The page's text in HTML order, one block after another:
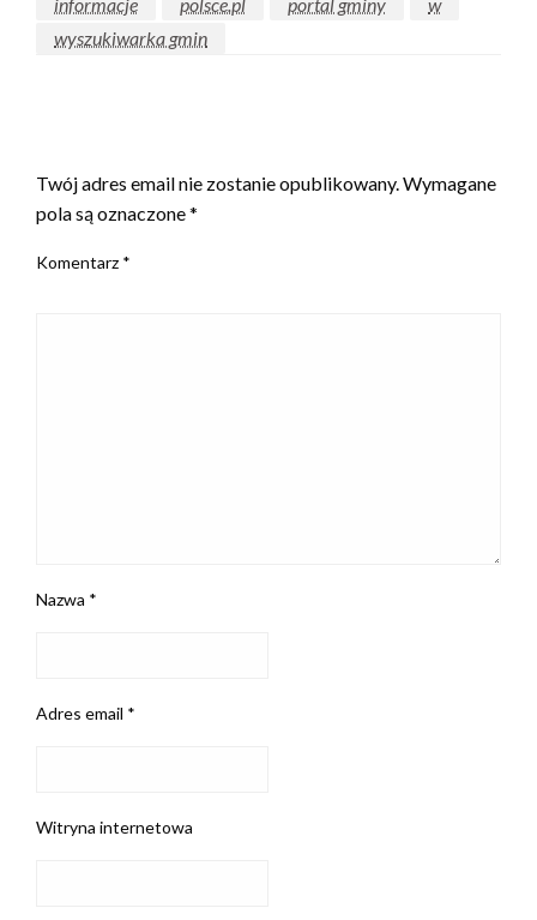
wyszukiwarka gmin
Twój adres email nie zostanie opublikowany.Wymagane
pola są oznaczone*
Komentarz *
Nazwa *
Adres email *
Witryna internetowa